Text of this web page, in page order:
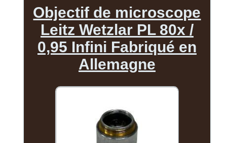
Objectif de microscope
Leitz Wetzlar PL 80x /
0,95 Infini Fabriqué en
Allemagne